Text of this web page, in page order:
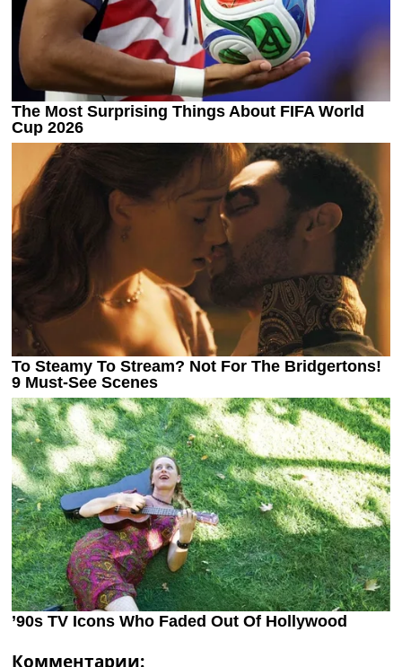
Комментарии: